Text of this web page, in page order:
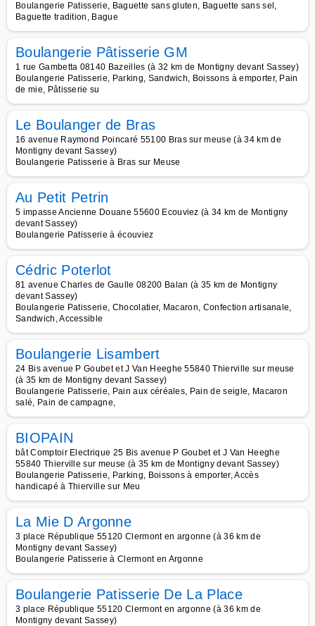
Boulangerie Patisserie, Baguette sans gluten, Baguette sans sel,
Baguette tradition, Bague
Boulangerie Pâtisserie GM
1 rue Gambetta 08140 Bazeilles (à 32 km de Montigny devant Sassey)
Boulangerie Patisserie, Parking, Sandwich, Boissons à emporter, Pain
de mie, Pâtisserie su
Le Boulanger de Bras
16 avenue Raymond Poincaré 55100 Bras sur meuse (à 34 km de
Montigny devant Sassey)
Boulangerie Patisserie à Bras sur Meuse
Au Petit Petrin
5 impasse Ancienne Douane 55600 Ecouviez (à 34 km de Montigny
devant Sassey)
Boulangerie Patisserie à écouviez
Cédric Poterlot
81 avenue Charles de Gaulle 08200 Balan (à 35 km de Montigny
devant Sassey)
Boulangerie Patisserie, Chocolatier, Macaron, Confection artisanale,
Sandwich, Accessible
Boulangerie Lisambert
24 Bis avenue P Goubet et J Van Heeghe 55840 Thierville sur meuse
(à 35 km de Montigny devant Sassey)
Boulangerie Patisserie, Pain aux céréales, Pain de seigle, Macaron
salé, Pain de campagne,
BIOPAIN
bât Comptoir Electrique 25 Bis avenue P Goubet et J Van Heeghe
55840 Thierville sur meuse (à 35 km de Montigny devant Sassey)
Boulangerie Patisserie, Parking, Boissons à emporter, Accès
handicapé à Thierville sur Meu
La Mie D Argonne
3 place République 55120 Clermont en argonne (à 36 km de
Montigny devant Sassey)
Boulangerie Patisserie à Clermont en Argonne
Boulangerie Patisserie De La Place
3 place République 55120 Clermont en argonne (à 36 km de
Montigny devant Sassey)